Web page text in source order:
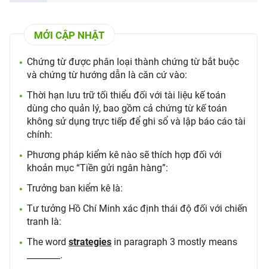
MỚI CẬP NHẬT
Chứng từ được phân loại thành chứng từ bắt buộc
và chứng từ hướng dẫn là căn cứ vào:
Thời hạn lưu trữ tối thiểu đối với tài liệu kế toán
dùng cho quản lý, bao gồm cả chứng từ kế toán
không sử dụng trực tiếp để ghi sổ và lập báo cáo tài
chính:
Phương pháp kiểm kê nào sẽ thích hợp đối với
khoản mục “Tiền gửi ngân hàng”:
Trưởng ban kiểm kê là:
Tư tưởng Hồ Chí Minh xác định thái độ đối với chiến
tranh là:
The word strategies in paragraph 3 mostly means
________.